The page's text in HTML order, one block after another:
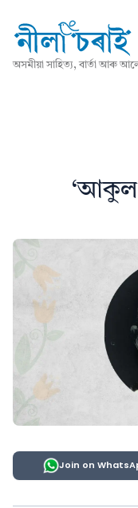
অসমীয়া সাহিত্য, বাৰ্তা আৰু
‘আকুল
Join on